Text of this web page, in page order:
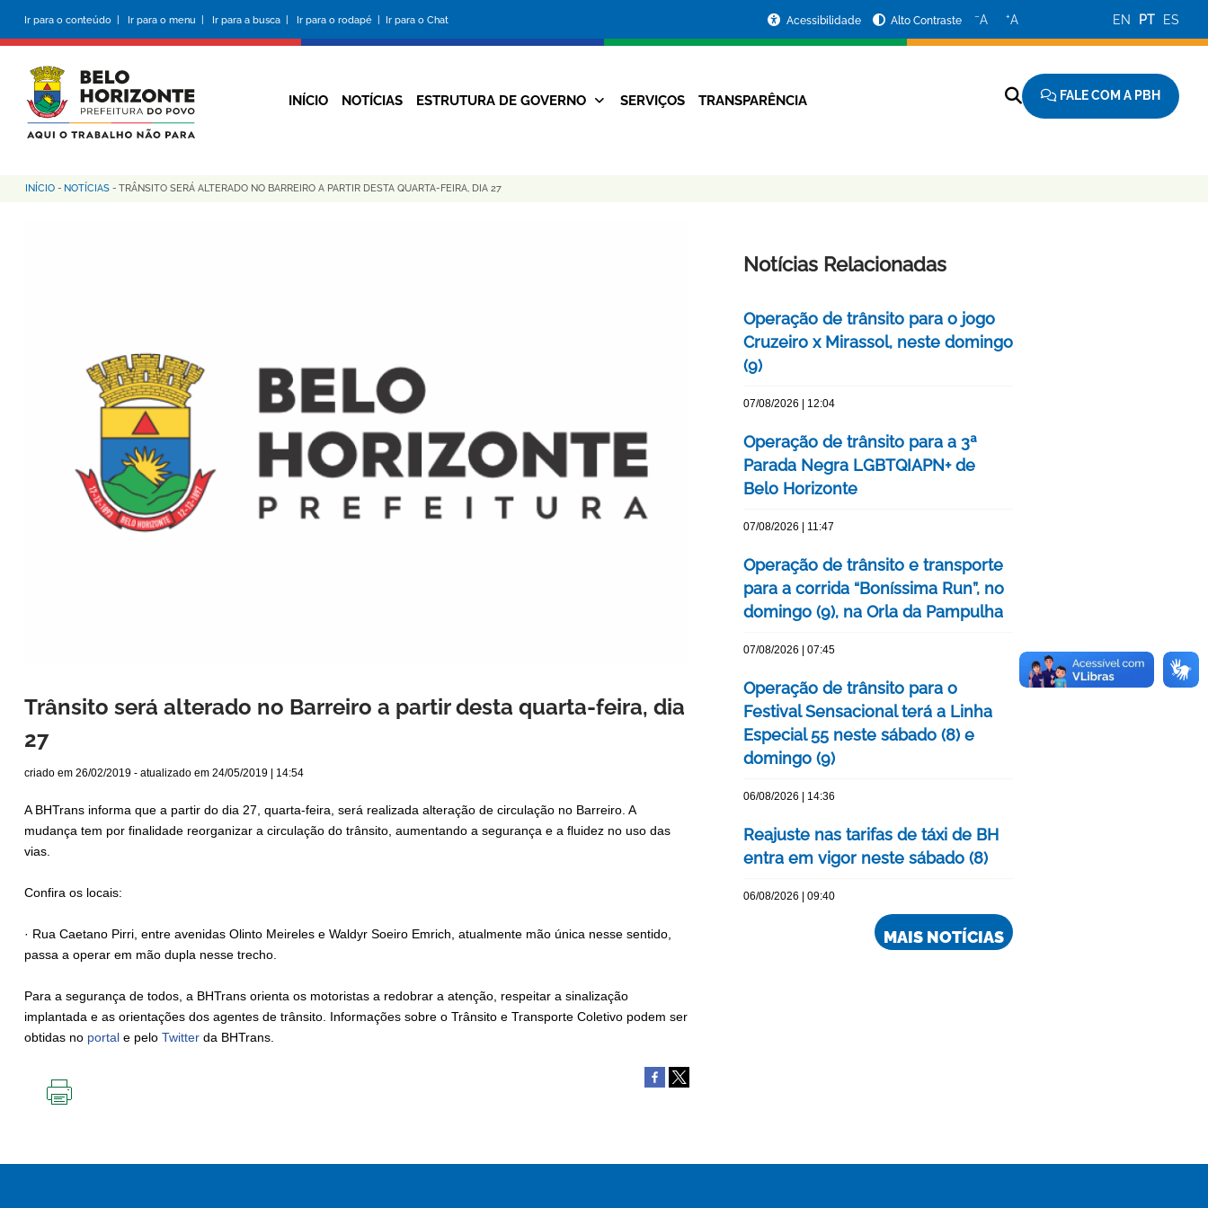
conteúdo
principal
Ir para o conteúdo | Ir para o menu | Ir para a busca | Ir para o rodapé | Ir para o Chat
da
Prefeitura
Acessibilidade Alto Contraste −A +A EN PT ES
Navegação
INÍCIO NOTÍCIAS ESTRUTURA DE GOVERNO SERVIÇOS TRANSPARÊNCIA FALE COM A PBH
Trilha
INÍCIO - NOTÍCIAS - TRÂNSITO SERÁ ALTERADO NO BARREIRO A PARTIR DESTA QUARTA-FEIRA, DIA 27
Trânsito será alterado no Barreiro a partir desta quarta-feira, dia
27
criado em 26/02/2019 - atualizado em 24/05/2019 | 14:54
A BHTrans informa que a partir do dia 27, quarta-feira, será realizada alteração de circulação no Barreiro. A
mudança tem por finalidade reorganizar a circulação do trânsito, aumentando a segurança e a fluidez no uso das
vias.
Confira os locais:
· Rua Caetano Pirri, entre avenidas Olinto Meireles e Waldyr Soeiro Emrich, atualmente mão única nesse sentido,
passa a operar em mão dupla nesse trecho.
Para a segurança de todos, a BHTrans orienta os motoristas a redobrar a atenção, respeitar a sinalização
implantada e as orientações dos agentes de trânsito. Informações sobre o Trânsito e Transporte Coletivo podem ser
obtidas no portal e pelo Twitter da BHTrans.
Notícias Relacionadas
Operação de trânsito para o jogo
Cruzeiro x Mirassol, neste domingo
(9)
07/08/2026 | 12:04
Operação de trânsito para a 3ª
Parada Negra LGBTQIAPN+ de
Belo Horizonte
07/08/2026 | 11:47
Operação de trânsito e transporte
para a corrida “Boníssima Run”, no
domingo (9), na Orla da Pampulha
07/08/2026 | 07:45
Operação de trânsito para o
Festival Sensacional terá a Linha
Especial 55 neste sábado (8) e
domingo (9)
06/08/2026 | 14:36
Reajuste nas tarifas de táxi de BH
entra em vigor neste sábado (8)
06/08/2026 | 09:40
MAIS NOTÍCIAS